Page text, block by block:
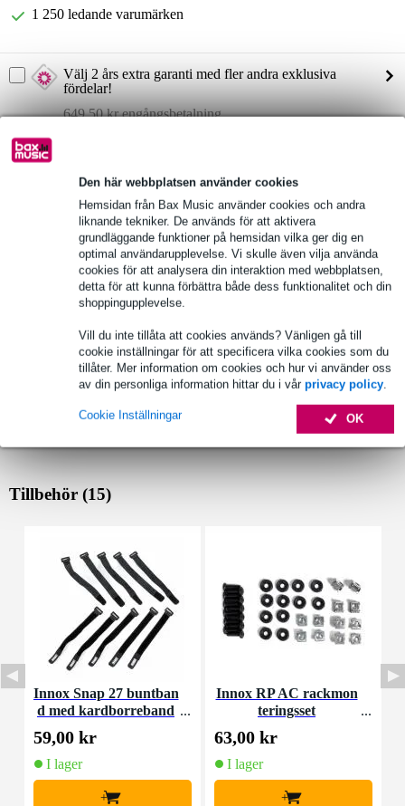
Den här webbplatsen använder cookies
Hemsidan från Bax Music använder cookies och andra
liknande tekniker. De används för att aktivera
grundläggande funktioner på hemsidan vilka ger dig en
optimal användarupplevelse. Vi skulle även vilja använda
cookies för att analysera din interaktion med webbplatsen,
detta för att kunna förbättra både dess funktionalitet och din
shoppingupplevelse.
Vill du inte tillåta att cookies används? Vänligen gå till
cookie inställningar för att specificera vilka cookies som du
tillåter. Mer information om cookies och hur vi använder oss
av din personliga information hittar du i vår privacy policy.
OK
Cookie Inställningar
1 250 ledande varumärken
Välj 2 års extra garanti med fler andra exklusiva
fördelar!
649,50 kr engångsbetalning
Produktinformation
Fullständiga specifikationer
Se även (1)
Tillbehör (15)
Innox Snap 27 buntban
d med kardborreband
59,00 kr
I lager
+
Innox RP AC rackmon
teringsset
63,00 kr
I lager
+